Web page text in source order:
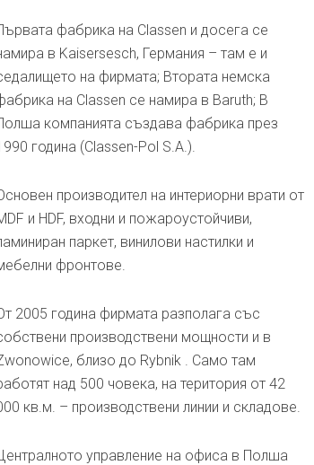
фабрика на Classen и досега се
в Kaisersesch, Германия – там е и
на фирмата; Втората немска
на Classen се намира в Baruth; В
компанията създава фабрика през
година (Classen-Pol S.A.).
производител на интериорни врати от
и HDF, входни и пожароустойчиви,
паркет, винилови настилки и
фронтове.
2005 година фирмата разполага със
производствени мощности и в
близо до Rybnik . Само там
над 500 човека, на територия от 42
кв.м. – производствени линии и складове.
управление на офиса в Полша